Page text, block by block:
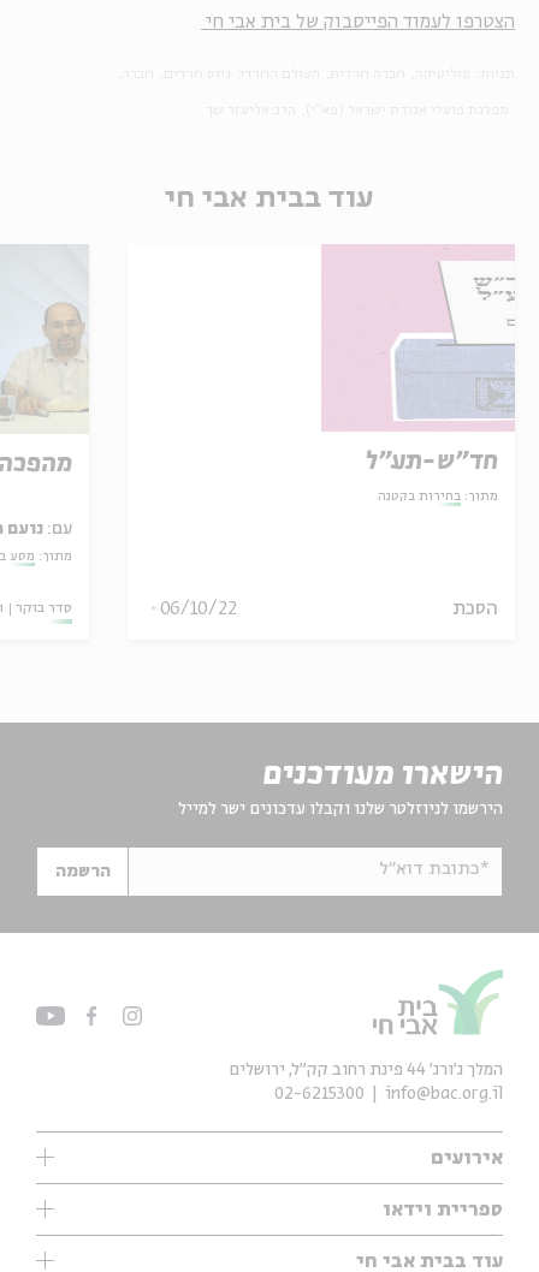
הצטרפו לעמוד הפייסבוק של בית אבי חי
עוד בבית אבי חי
חד"ש-תע"ל
מתוך: בחירות בקטנה
הסכת 06/10/22
עם: נועם
מתוך: מסע
סדר בוקר
הישארו מעודכנים
הירשמו לניוזלטר שלנו וקבלו עדכונים ישר למייל
*כתובת דוא"ל הרשמה
אירועים
עיון
אנגלית
ספריית וידאו
ילדים
עוד בבית אבי חי
המלך ג'ורג' 44 פינת רחוב קק״ל, ירושלים
info@bac.org.il
02-6215300